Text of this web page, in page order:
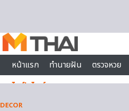
หน้าแรก
ทำนายฝัน ตรวจหวย
ไลฟ์สไตล์
DECOR